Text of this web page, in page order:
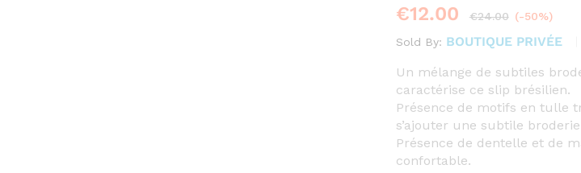
€12.00 €24.00 (-50%)
Sold By: BOUTIQUE PRIVÉE
Un mélange de subtiles
caractérise ce slip brésilien.
Présence de motifs en tulle
s’ajouter une subtile
Présence de dentelle et de
confortable.